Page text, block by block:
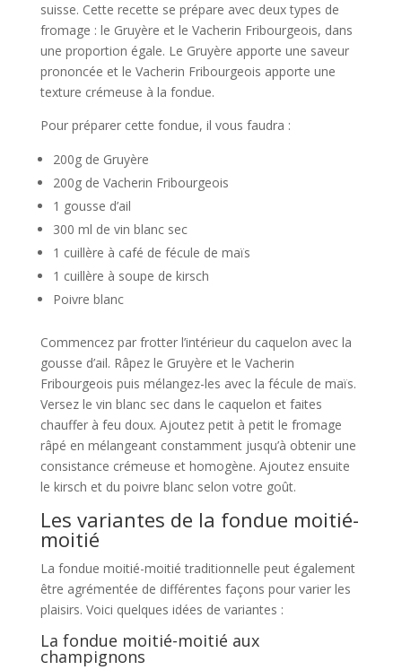
suisse. Cette recette se prépare avec deux types de
fromage : le Gruyère et le Vacherin Fribourgeois, dans
une proportion égale. Le Gruyère apporte une saveur
prononcée et le Vacherin Fribourgeois apporte une
texture crémeuse à la fondue.
Pour préparer cette fondue, il vous faudra :
200g de Gruyère
200g de Vacherin Fribourgeois
1 gousse d’ail
300 ml de vin blanc sec
1 cuillère à café de fécule de maïs
1 cuillère à soupe de kirsch
Poivre blanc
Commencez par frotter l’intérieur du caquelon avec la
gousse d’ail. Râpez le Gruyère et le Vacherin
Fribourgeois puis mélangez-les avec la fécule de maïs.
Versez le vin blanc sec dans le caquelon et faites
chauffer à feu doux. Ajoutez petit à petit le fromage
râpé en mélangeant constamment jusqu’à obtenir une
consistance crémeuse et homogène. Ajoutez ensuite
le kirsch et du poivre blanc selon votre goût.
Les variantes de la fondue moitié-
moitié
La fondue moitié-moitié traditionnelle peut également
être agrémentée de différentes façons pour varier les
plaisirs. Voici quelques idées de variantes :
La fondue moitié-moitié aux
champignons